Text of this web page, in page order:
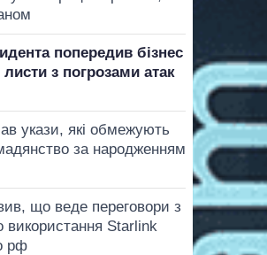
попередив бізнес
з погрозами атак
укази, які обмежують
за народженням
що веде переговори з
Starlink
рф